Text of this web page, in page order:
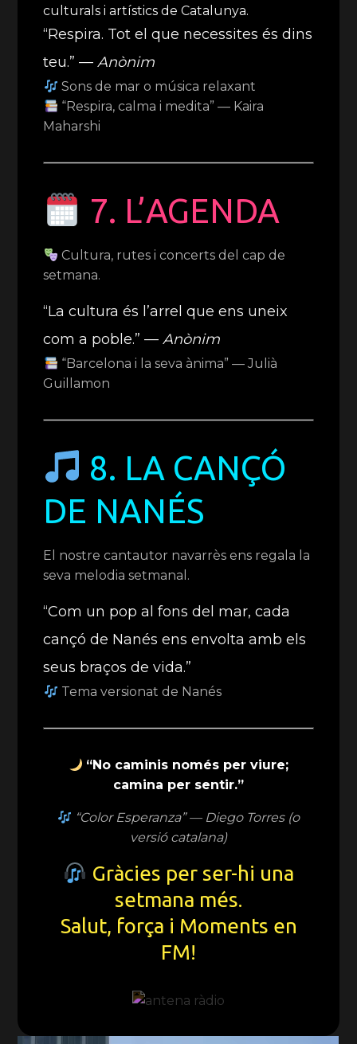
culturals i artístics de Catalunya.
“Respira. Tot el que necessites és dins
teu.” —Anònim
Sons de mar o música relaxant
“Respira, calma i medita” — Kaira
Maharshi
7. L’AGENDA
Cultura, rutes i concerts del cap de
setmana.
“La cultura és l’arrel que ens uneix
com a poble.” —Anònim
“Barcelona i la seva ànima” — Julià
Guillamon
8. LA CANÇÓ
DE NANÉS
El nostre cantautor navarrès ens regala la
seva melodia setmanal.
“Com un pop al fons del mar, cada
cançó de Nanés ens envolta amb els
seus braços de vida.”
Tema versionat de Nanés
“No caminis només per viure;
camina per sentir.”
“Color Esperanza” — Diego Torres (o
versió catalana)
Gràcies per ser-hi una
setmana més.
Salut, força i Moments en
FM!